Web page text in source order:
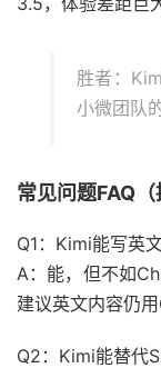
胜者：
小微团队
常见问题FAQ（
Q1：Kimi能写英
A：能，但不如
建议英文内容仍用
Q2：Kimi能替代